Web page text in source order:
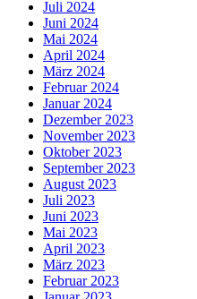
Juli 2024
Juni 2024
Mai 2024
April 2024
März 2024
Februar 2024
Januar 2024
Dezember 2023
November 2023
Oktober 2023
September 2023
August 2023
Juli 2023
Juni 2023
Mai 2023
April 2023
März 2023
Februar 2023